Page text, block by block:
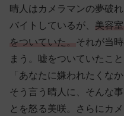
晴人はカメラマンの夢破
バイトしているが、 美容
をついていた。 それが当
まう。嘘をついていたこと
「あなたに嫌われたくな
そう言う晴人に、そんな
とを怒る美咲。さらにカ